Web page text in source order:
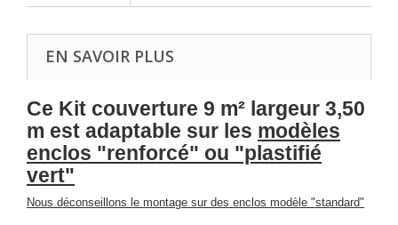
EN SAVOIR PLUS
Ce Kit couverture 9 m² largeur 3,50
m est adaptable sur les modèles
enclos "renforcé" ou "plastifié
vert"
Nous déconseillons le montage sur des enclos modèle "standard"